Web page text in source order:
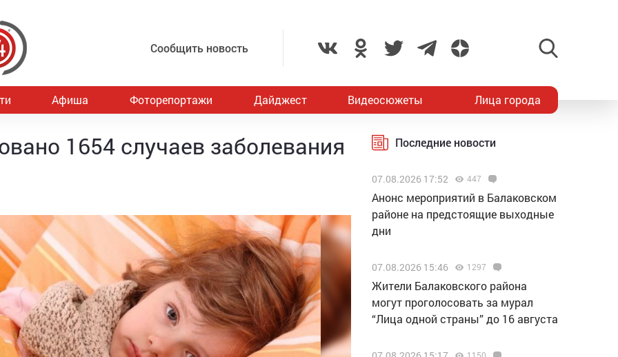
Сообщить новость
Афиша Фоторепортажи Дайджест Видеосюжеты Лица города
1654 случаев заболевания Последние новости
07.08.2026 17:52 447
Анонс мероприятий в Балаковском
районе на предстоящие выходные
дни
07.08.2026 15:46 1297
Жители Балаковского района
могут проголосовать за мурал
“Лица одной страны” до 16 августа
1150